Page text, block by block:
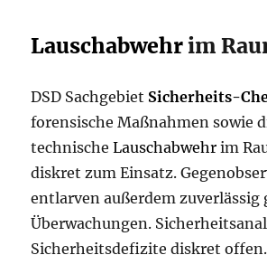
Lauschabwehrim
DSD Sachgebiet Sicherheits-
forensische Maßnahmen sowie
technischeLauschabwehr im
diskret zum Einsatz.
entlarven außerdem zuverlässig
Überwachungen.
Sicherheitsdefizite diskret offen.